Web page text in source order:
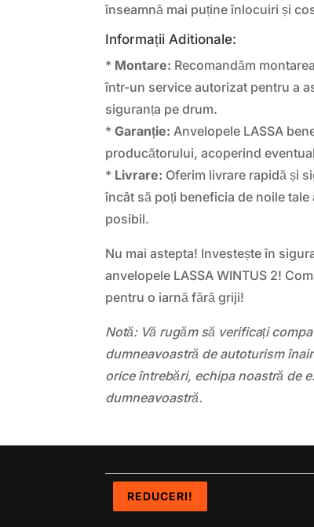
înseamnă mai puține înlocuiri și
Informații Aditionale:
* Montare: Recomandăm
într-un service autorizat pentru a
siguranța pe drum.
*Garanție: Anvelopele LASSA
producătorului, acoperind
* Livrare: Oferim livrare rapidă și
încât să poți beneficia de noile
posibil.
Nu mai astepta! Investește în
anvelopele LASSA WINTUS 2!
pentru o iarnă fără griji!
Notă: Vă rugăm să verificați
dumneavoastră de autoturism
orice întrebări, echipa noastră de
dumneavoastră.
REDUCERI!
REDUCERI!
REDUCERI!
REDUCERI!